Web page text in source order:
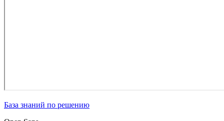
База знаний по решению